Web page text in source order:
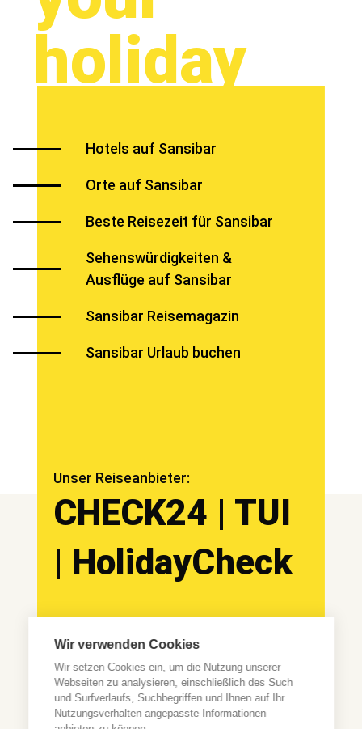
holiday
Hotels auf Sansibar
Orte auf Sansibar
Beste Reisezeit für Sansibar
Sehenswürdigkeiten &
Ausflüge auf Sansibar
Sansibar Reisemagazin
Sansibar Urlaub buchen
Unser Reiseanbieter:
CHECK24 | TUI
| HolidayCheck
Impressum
Datenschutzbelehr
ung
Wir verwenden Cookies
Wir setzen Cookies ein, um die Nutzung unserer
Webseiten zu analysieren, einschließlich des Such
und Surfverlaufs, Suchbegriffen und Ihnen auf Ihr
Nutzungsverhalten angepasste Informationen